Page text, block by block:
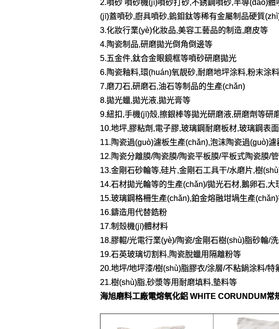
2.噴砂 噴砂機(jī)噴砂打砂,不銹鋼噴砂,半導(dǎo)
(jī)蓋噴砂,廚具噴砂,鎢鉬鈦等稀有金屬制品硬質
3.化妝行業(yè)化妝品,美容工藝品的制造,磨皮等
4.陶瓷制品,研磨拋光倒角倒邊等
5.五金件,鈦合金眼鏡框等噴砂研磨拋光
6.陶瓷釉料,環(huán)氧靚砂,耐磨地坪涂料,粉末涂
7.磨刀石,研磨石,油石等制品的生產(chǎn)
8.拋光蠟,拋光液,拋光膏等
9.紐扣,手機(jī)殼,擦銀棒等拋光研磨液,研磨劑等研
10.地坪,膠粘劑,電子膠,玻璃鋼耐磨板材,玻璃鋼表
11.陶瓷過(guò)濾板生產(chǎn),泡沫陶瓷過(guò)
12.陶瓷分離膜/陶瓷膜/陶瓷平板膜/平板式陶瓷膜/
13.金剛石砂輪等,硅片,金剛石工具干/水磨片,樹
14.石材拋光輪等的生產(chǎn)/拋光石材,鵝卵石,大
15.玻璃鋼格柵生產(chǎn),鉑金熔融坩堝生產
16.鑄造用代替鋯粉
17.制殼機(jī)體材料
18.膠輥/光電行業(yè)/陶瓷/金剛石樹(shù)脂砂輪/
19.石英玻璃切割料,陶瓷脫蠟用隔離粉等
20.地坪/地坪漆/樹(shù)脂膠衣/涂層/不粘鍋涂料/
21.樹(shù)脂,砂漿等用耐磨填料,墊料等
海旭磨料工廠電熔氧化鋁 WHITE CORUNDUM常